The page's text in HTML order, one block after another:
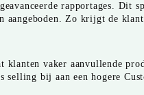
rapportages. Dit
aangeboden. Zo krijgt de
vaker aanvullende
bij aan een hogere